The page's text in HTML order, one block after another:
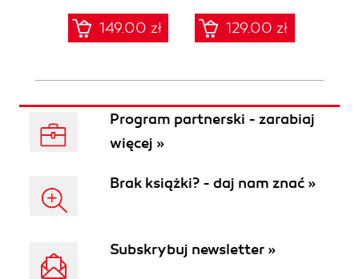
149.00 zł 129.00 zł
Program partnerski - zarabiaj
więcej »
Brak książki? - daj nam znać »
Subskrybuj newsletter »